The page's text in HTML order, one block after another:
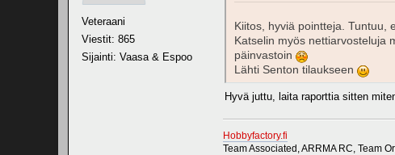
Veteraani
Viestit: 865
Sijainti: Vaasa & Espoo
Kiitos, hyviä pointteja. Tuntuu,
Katselin myös nettiarvosteluja
päinvastoin
Lähti Senton tilaukseen
Hyvä juttu, laita raporttia sitten
Hobbyfactory.fi
Team Associated, ARRMA RC, Team